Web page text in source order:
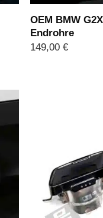
OEM BMW
Endrohre
149,00€